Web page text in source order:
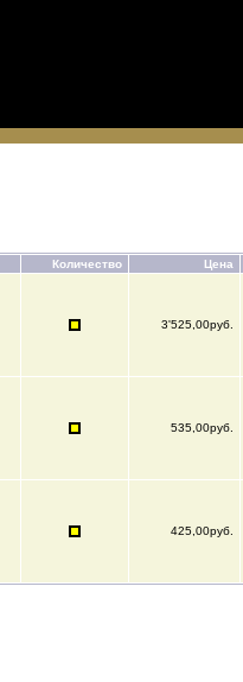
Количество Цена
3'525,00руб.
535,00руб.
425,00руб.